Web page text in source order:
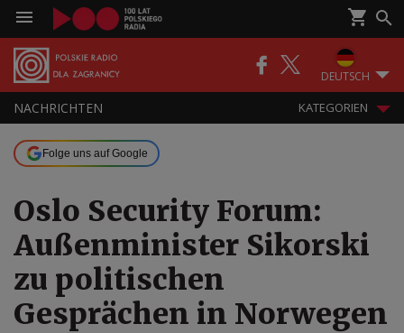
DEUTSCH
NACHRICHTEN KATEGORIEN
Folge uns auf Google
Oslo Security Forum:
Außenminister Sikorski
zu politischen
Gesprächen in Norwegen